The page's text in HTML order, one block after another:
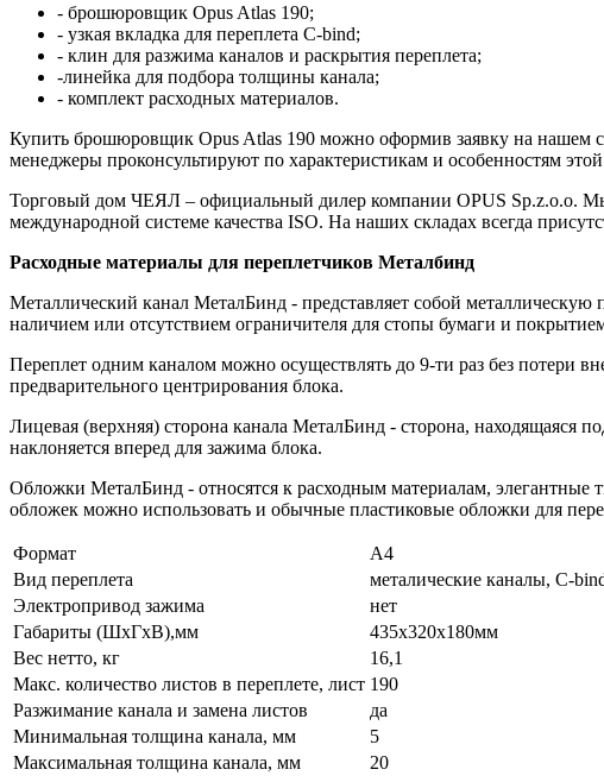
- брошюровщик Opus Atlas 190;
- узкая вкладка для переплета C-bind;
- клин для разжима каналов и раскрытия переплета;
-линейка для подбора толщины канала;
- комплект расходных материалов.
Купить брошюровщик Opus Atlas 190 можно оформив заявку на нашем
менеджеры проконсультируют по характеристикам и особенностям
Торговый дом ЧЕЯЛ – официальный дилер компании OPUS Sp.z.o.o. Мы
международной системе качества ISO. На наших складах всегда
Расходные материалы для переплетчиков Металбинд
Металлический канал МеталБинд - представляет собой
наличием или отсутствием ограничителя для стопы бумаги и
Переплет одним каналом можно осуществлять до 9-ти раз без потери
предварительного центрирования блока.
Лицевая (верхняя) сторона канала МеталБинд - сторона, находящаяся
наклоняется вперед для зажима блока.
Обложки МеталБинд - относятся к расходным материалам, элегантные
обложек можно использовать и обычные пластиковые обложки для
Формат
А4
Вид переплета
металические каналы, С-
Электропривод зажима
нет
Габариты (ШхГхВ),мм
435х320х180мм
Вес нетто, кг
16,1
Макс. количество листов в переплете, лист 190
Разжимание канала и замена листов
да
Минимальная толщина канала, мм
5
Максимальная толщина канала, мм
20